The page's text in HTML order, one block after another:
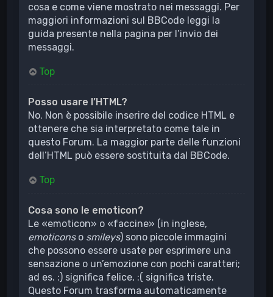
cosa e come viene mostrato nei messaggi. Per
maggiori informazioni sul BBCode leggi la
guida presente nella pagina per l’invio dei
messaggi.
Top
Posso usare l’HTML?
No. Non è possibile inserire del codice HTML e
ottenere che sia interpretato come tale in
questo Forum. La maggior parte delle funzioni
dell’HTML può essere sostituita dal BBCode.
Top
Cosa sono le emoticon?
Le «emoticon» o «faccine» (in inglese,
emoticonso smileys) sono piccole immagini
che possono essere usate per esprimere una
sensazione o un’emozione con pochi caratteri;
ad es. :) significa felice, :( significa triste.
Questo Forum trasforma automaticamente